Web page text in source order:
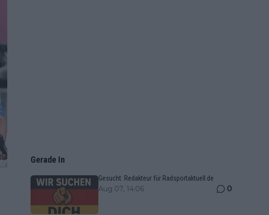
Gerade In
Gesucht: Redakteur für Radsportaktuell.de
Aug 07, 14:06 0